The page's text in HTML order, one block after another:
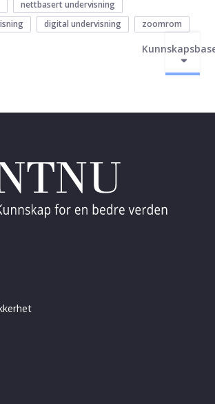
nettbasert undervisning
digital undervisning
zoomrom